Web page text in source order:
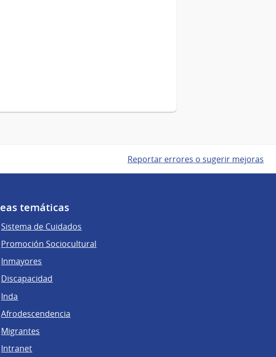
Reportar errores o sugerir mejoras
temáticas
Sistema de Cuidados
Promoción Sociocultural
Inmayores
Discapacidad
Inda
Afrodescendencia
Migrantes
Intranet